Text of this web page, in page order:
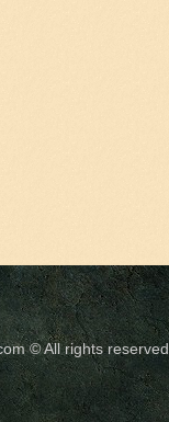
© All rights reserved